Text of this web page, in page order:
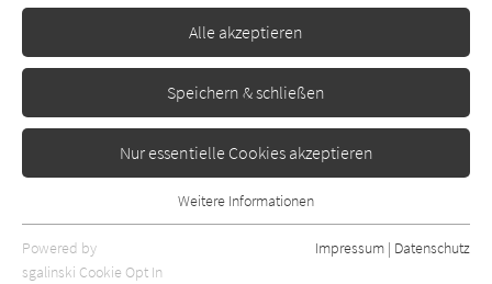
Hanser
Alle akzeptieren
Speichern & schließen
Nur essentielle Cookies akzeptieren
Essentielle Cookies werden für grundlegende Funktionen der
Webseite benötigt. Dadurch ist gewährleistet, dass die Webseite
Weitere Informationen
Powered by
sgalinski Cookie Opt In
Impressum | Datenschutz